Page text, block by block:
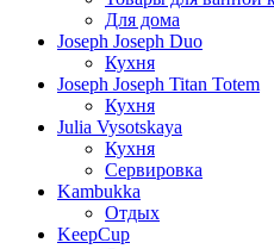
Для дома
Joseph Joseph Duo
Кухня
Joseph Joseph Titan Totem
Кухня
Julia Vysotskaya
Кухня
Сервировка
Kambukka
Отдых
KeepCup